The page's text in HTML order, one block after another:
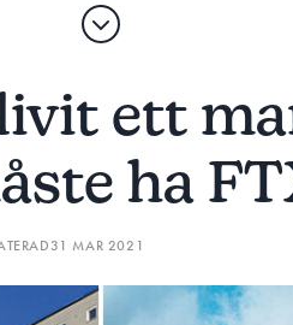
ett
ha
31 MAR 2021